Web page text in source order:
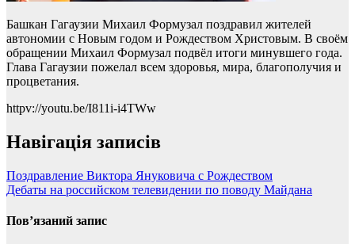
Башкан Гагаузии Михаил Формузал поздравил жителей
автономии с Новым годом и Рождеством Христовым. В своём
обращении Михаил Формузал подвёл итоги минувшего года.
Глава Гагаузии пожелал всем здоровья, мира, благополучия и
процветания.
httpv://youtu.be/I811i-i4TWw
Навігація записів
Поздравление Виктора Януковича с Рождеством
Дебаты на российском телевидении по поводу Майдана
Пов’язаний запис